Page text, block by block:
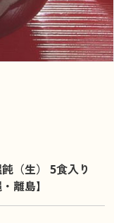
（生） 5食入り
離島】